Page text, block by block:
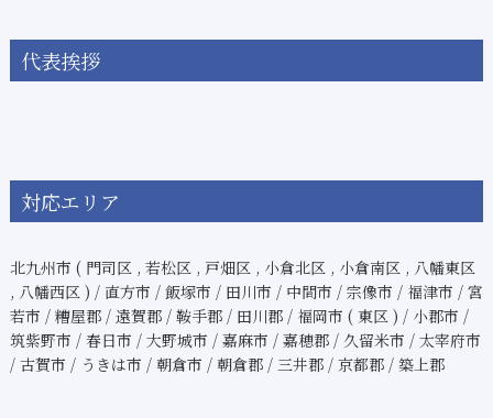
代表挨拶
対応エリア
北九州市 ( 門司区 , 若松区 , 戸畑区 , 小倉北区 , 小倉南区 , 八幡東区
, 八幡西区 ) / 直方市 / 飯塚市 / 田川市 / 中間市 / 宗像市 / 福津市 / 宮
若市 / 糟屋郡 / 遠賀郡 / 鞍手郡 / 田川郡 / 福岡市 ( 東区 ) / 小郡市 /
筑紫野市 / 春日市 / 大野城市 / 嘉麻市 / 嘉穂郡 / 久留米市 / 太宰府市
/ 古賀市 / うきは市 / 朝倉市 / 朝倉郡 / 三井郡 / 京都郡 / 築上郡